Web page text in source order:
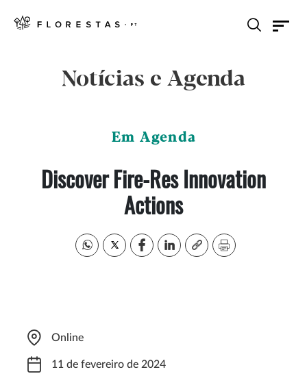
Notícias e Agenda
Em Agenda
Discover Fire-Res Innovation
Actions
Online
11 de fevereiro de 2024